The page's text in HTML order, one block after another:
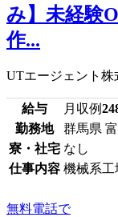
み】未経験
作...
UTエージェント株
給与 月収例
勤務地
群馬県
寮・社宅 なし
仕事内容 機械系工
無料電話で